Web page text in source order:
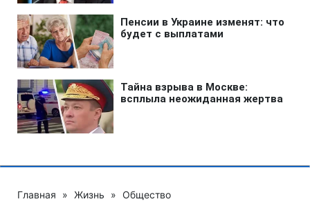
Главная » Жизнь » Общество